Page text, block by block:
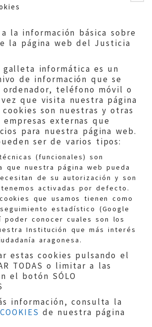
la información básica sobre
la página web del Justicia
galleta informática es un
de información que se
ordenador, teléfono móvil o
que visita nuestra página
cookies son nuestras y otras
externas que
para nuestra página web.
ser de varios tipos:
(funcionales) son
que nuestra página web pueda
de su autorización y son
activadas por defecto.
que usamos tienen como
estadístico (Google
poder conocer cuales son los
Institución que más interés
aragonesa.
estas cookies pulsando el
TODAS o limitar a las
el botón SÓLO
información, consulta la
de nuestra página
quejas@eljusticiadearagon.es
Información general:
900 210 210/
|Política de privacidad|